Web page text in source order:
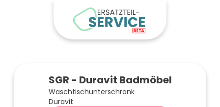
SGR - Duravit Badmöbel
Waschtischunterschrank
Duravit